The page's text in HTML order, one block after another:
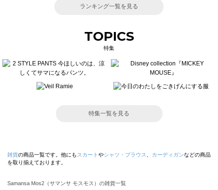
ランキング一覧を見る
TOPICS
特集
特集一覧を見る
雑貨の商品一覧です。他にも スカート やシャツ・ブラウス カーディガンなどの商品
を取り揃えております。
Samansa Mos2（サマンサ モスモス）の雑貨一覧